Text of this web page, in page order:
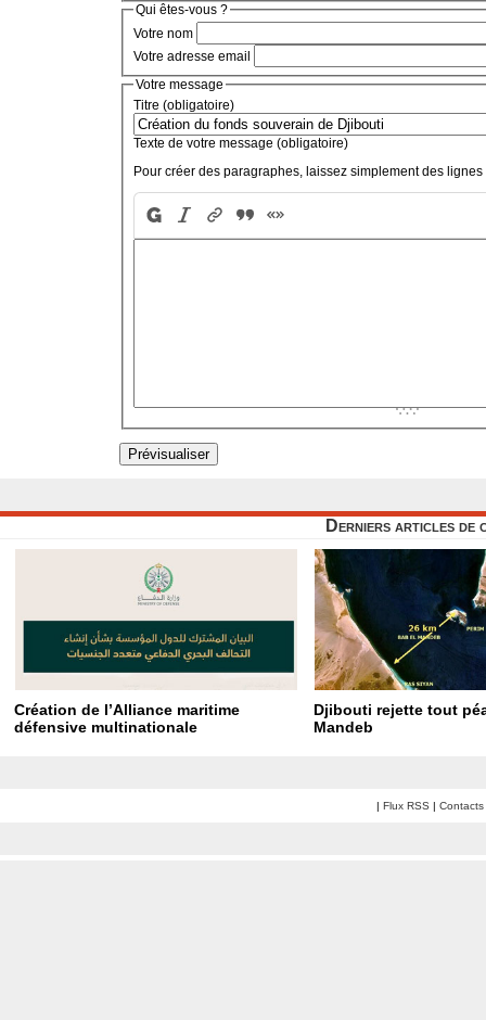
Qui êtes-vous ?
Votre nom
Votre adresse email
Votre message
Titre (obligatoire)
Texte de votre message (obligatoire)
Pour créer des paragraphes, laissez simplement des lignes
Derniers articles de
Création de l’Alliance maritime
défensive multinationale
Djibouti rejette tout
Mandeb
| Flux RSS | Contacts